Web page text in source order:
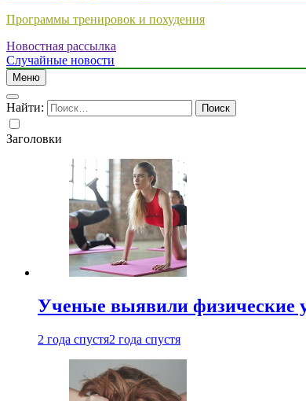
Программы тренировок и похудения
Новостная рассылка
Случайные новости
Меню
Найти:
Заголовки
Ученые выявили физические
2 года спустя2 года спустя